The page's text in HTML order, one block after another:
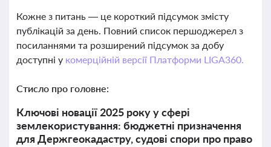
Кожне з питань — це короткий підсумок змісту
публікацій за день. Повний список першоджерел з
посиланнями та розширений підсумок за добу
доступні у комерційній версії Платформи LIGA360.
Стисло про головне:
Ключові новації 2025 року у сфері
землекористування: бюджетні призначення
для Держгеокадастру, судові спори про право